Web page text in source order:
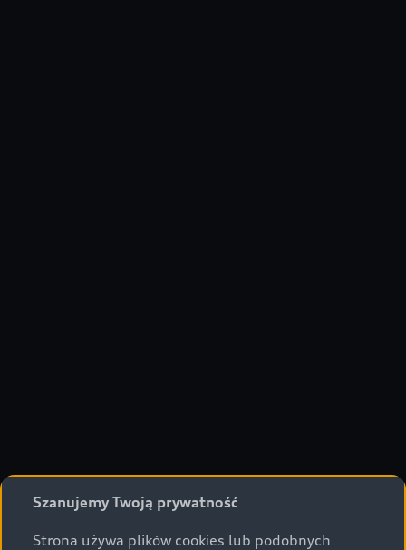
Szanujemy Twoją prywatność
Strona używa plików cookies lub podobnych